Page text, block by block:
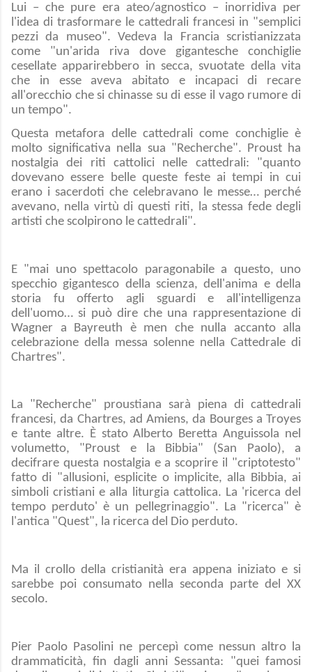
Lui – che pure era ateo/agnostico – inorridiva per
l'idea di trasformare le cattedrali francesi in "semplici
pezzi da museo". Vedeva la Francia scristianizzata
come "un'arida riva dove gigantesche conchiglie
cesellate apparirebbero in secca, svuotate della vita
che in esse aveva abitato e incapaci di recare
all'orecchio che si chinasse su di esse il vago rumore di
un tempo".
Questa metafora delle cattedrali come conchiglie è
molto significativa nella sua "Recherche". Proust ha
nostalgia dei riti cattolici nelle cattedrali: "quanto
dovevano essere belle queste feste ai tempi in cui
erano i sacerdoti che celebravano le messe… perché
avevano, nella virtù di questi riti, la stessa fede degli
artisti che scolpirono le cattedrali".
E "mai uno spettacolo paragonabile a questo, uno
specchio gigantesco della scienza, dell'anima e della
storia fu offerto agli sguardi e all'intelligenza
dell'uomo… si può dire che una rappresentazione di
Wagner a Bayreuth è men che nulla accanto alla
celebrazione della messa solenne nella Cattedrale di
Chartres".
La "Recherche" proustiana sarà piena di cattedrali
francesi, da Chartres, ad Amiens, da Bourges a Troyes
e tante altre. È stato Alberto Beretta Anguissola nel
volumetto, "Proust e la Bibbia" (San Paolo), a
decifrare questa nostalgia e a scoprire il "criptotesto"
fatto di "allusioni, esplicite o implicite, alla Bibbia, ai
simboli cristiani e alla liturgia cattolica. La 'ricerca del
tempo perduto' è un pellegrinaggio". La "ricerca" è
l'antica "Quest", la ricerca del Dio perduto.
Ma il crollo della cristianità era appena iniziato e si
sarebbe poi consumato nella seconda parte del XX
secolo.
Pier Paolo Pasolini ne percepì come nessun altro la
drammaticità, fin dagli anni Sessanta: "quei famosi